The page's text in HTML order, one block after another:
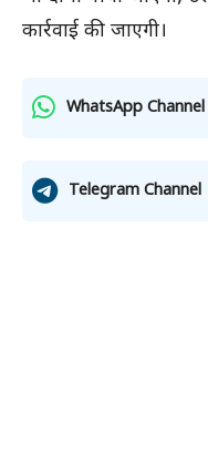
कार्रवाई की जाएगी।
WhatsApp Channel
Telegram Channel